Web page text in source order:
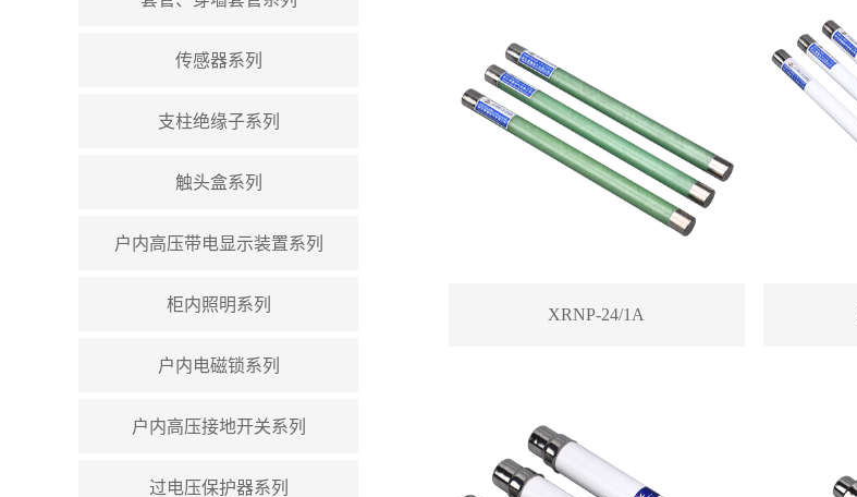
传感器系列
支柱绝缘子系列
触头盒系列
户内高压带电显示装置系列
柜内照明系列
户内电磁锁系列
户内高压接地开关系列
过电压保护器系列
XRNP-24/1A